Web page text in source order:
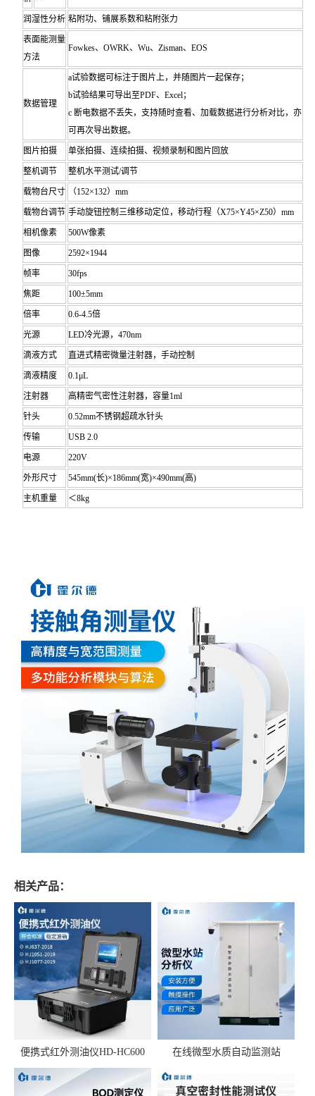
润湿性分析 粘附功、铺展系数和粘附张力
表面能测量
方法
Fowkes、OWRK、Wu、Zisman、EOS
数据管理
a试验数据可标注于图片上，并随图片一起保存；
b试验结果可导出至PDF、Excel；
c 断电数据不丢失，支持随时查看、加载数据进行分析对比，亦
可再次导出数据。
图片拍摄 单张拍摄、连续拍摄、视频录制和图片回放
整机调节 整机水平测试/调节
载物台尺寸 （152×132）mm
载物台调节 手动旋钮控制三维移动定位，移动行程（X75×Y45×Z50）mm
相机像素 500W像素
图像 2592×1944
帧率 30fps
焦距 100±5mm
倍率 0.6-4.5倍
光源 LED冷光源，470nm
滴液方式 直进式精密微量注射器，手动控制
滴液精度 0.1μL
注射器 高精密气密性注射器，容量1ml
针头 0.52mm不锈钢超疏水针头
传输 USB 2.0
电源 220V
外形尺寸 545mm(长)×186mm(宽)×490mm(高)
主机重量 ＜8kg
相关产品：
便携式红外测油仪HD-HC600 在线微型水质自动监测站